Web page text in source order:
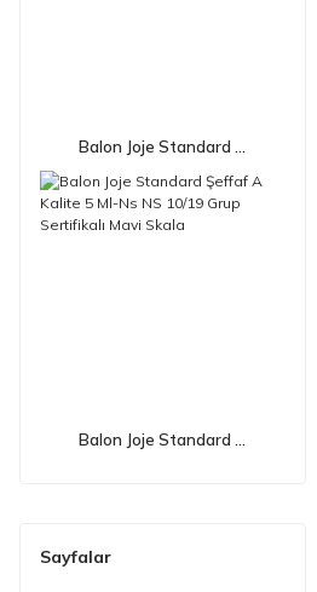
Balon Joje Standard ...
Balon Joje Standard ...
Sayfalar